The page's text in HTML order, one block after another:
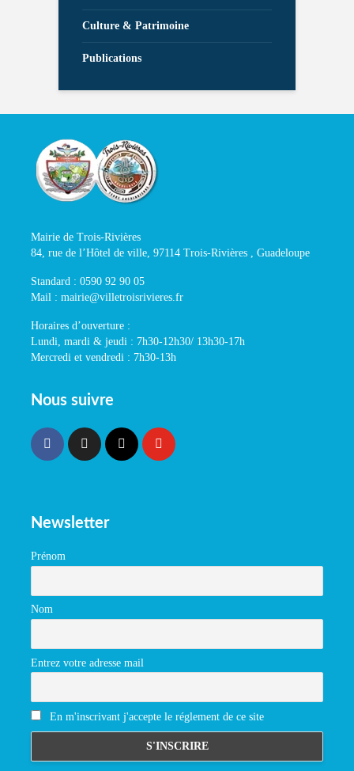
Culture & Patrimoine
Publications
Mairie de Trois-Rivières
84, rue de l’Hôtel de ville, 97114 Trois-Rivières , Guadeloupe
Standard : 0590 92 90 05
Mail : mairie@villetroisrivieres.fr
Horaires d’ouverture :
Lundi, mardi & jeudi : 7h30-12h30/ 13h30-17h
Mercredi et vendredi : 7h30-13h
Nous suivre
Newsletter
Prénom
Nom
Entrez votre adresse mail
En m'inscrivant j'accepte le réglement de ce site